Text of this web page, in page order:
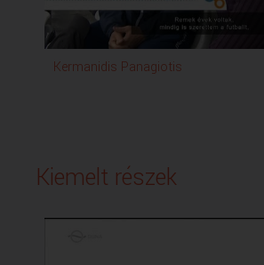
Kermanidis Panagiotis
Kiemelt részek